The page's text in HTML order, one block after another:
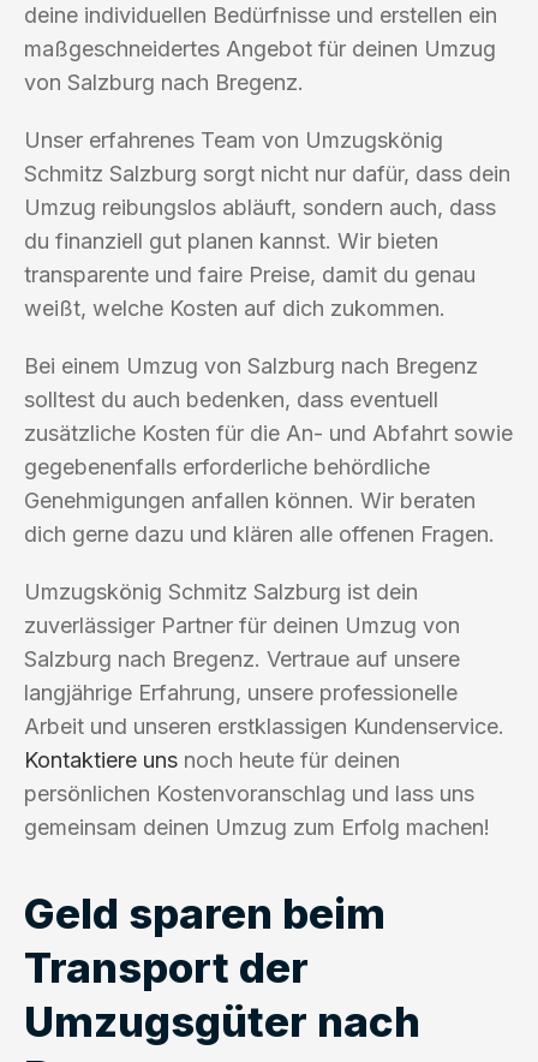
deine individuellen Bedürfnisse und erstellen ein
maßgeschneidertes Angebot für deinen Umzug
von Salzburg nach Bregenz.
Unser erfahrenes Team von Umzugskönig
Schmitz Salzburg sorgt nicht nur dafür, dass dein
Umzug reibungslos abläuft, sondern auch, dass
du finanziell gut planen kannst. Wir bieten
transparente und faire Preise, damit du genau
weißt, welche Kosten auf dich zukommen.
Bei einem Umzug von Salzburg nach Bregenz
solltest du auch bedenken, dass eventuell
zusätzliche Kosten für die An- und Abfahrt sowie
gegebenenfalls erforderliche behördliche
Genehmigungen anfallen können. Wir beraten
dich gerne dazu und klären alle offenen Fragen.
Umzugskönig Schmitz Salzburg ist dein
zuverlässiger Partner für deinen Umzug von
Salzburg nach Bregenz. Vertraue auf unsere
langjährige Erfahrung, unsere professionelle
Arbeit und unseren erstklassigen Kundenservice.
Kontaktiere uns noch heute für deinen
persönlichen Kostenvoranschlag und lass uns
gemeinsam deinen Umzug zum Erfolg machen!
Geld sparen beim
Transport der
Umzugsgüter nach